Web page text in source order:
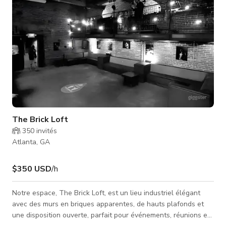
The Brick Loft
350 invités
Atlanta, GA
$350 USD/h
Notre espace, The Brick Loft, est un lieu industriel élégant
avec des murs en briques apparentes, de hauts plafonds et
une disposition ouverte, parfait pour événements, réunions et